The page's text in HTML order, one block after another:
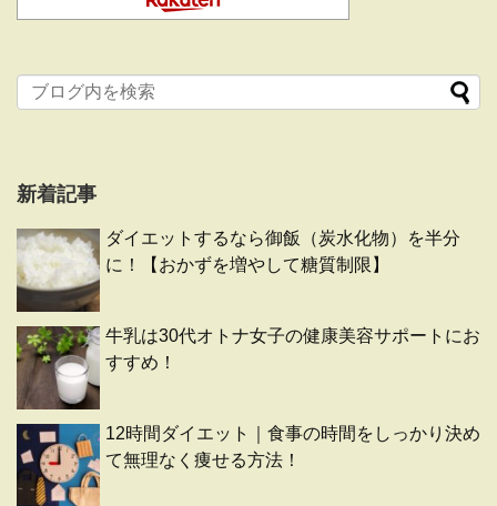
新着記事
ダイエットするなら御飯（炭水化物）を半分
に！【おかずを増やして糖質制限】
牛乳は30代オトナ女子の健康美容サポートにお
すすめ！
12時間ダイエット｜食事の時間をしっかり決め
て無理なく痩せる方法！